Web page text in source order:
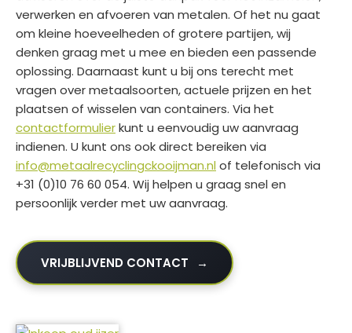
verwerken en afvoeren van metalen. Of het nu gaat
om kleine hoeveelheden of grotere partijen, wij
denken graag met u mee en bieden een passende
oplossing. Daarnaast kunt u bij ons terecht met
vragen over metaalsoorten, actuele prijzen en het
plaatsen of wisselen van containers. Via het
contactformulierkunt u eenvoudig uw aanvraag
indienen. U kunt ons ook direct bereiken via
info@metaalrecyclingckooijman.nl of telefonisch via
+31 (0)10 76 60 054. Wij helpen u graag snel en
persoonlijk verder met uw aanvraag.
VRIJBLIJVEND CONTACT